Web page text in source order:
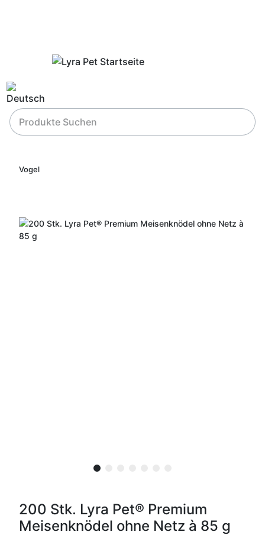
Vogel
200 Stk. Lyra Pet® Premium
Meisenknödel ohne Netz à 85 g